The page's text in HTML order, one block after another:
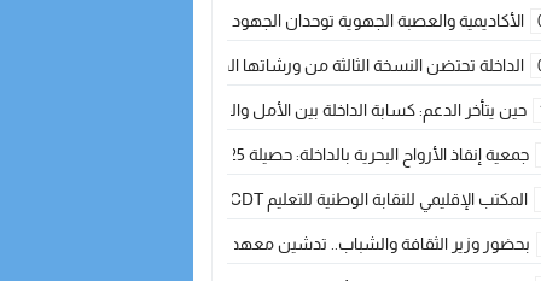
الأكاديمية والعصبة الجهوية توحدان الجهود لتطوير الممارسة الكروية بجهة
الداخلة تحتضن النسخة الثالثة من ورشاتها الدولية: تكوين متخصص في التراث
حين يتأخر الدعم: كسابة الداخلة بين الأمل والقلق ؟
جمعية إنقاذ الأرواح البحرية بالداخلة: حصيلة 2025 بين مهام الإنقاذ ومشروع “دار البحار”
المكتب الإقليمي للنقابة الوطنية للتعليم CDT يجتمع مع المدير الإقليمي لمناقشة ملفات جوهرية لنساء ورجال التعليم
بحضور وزير الثقافة والشباب.. تدشين معهد الموسيقى والفنون الكوريغرافية بالداخلة